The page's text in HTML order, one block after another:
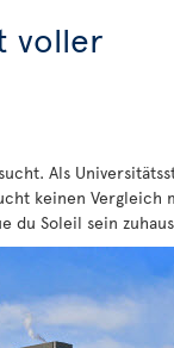
voller
Als
keinen Vergleich
du Soleil sein